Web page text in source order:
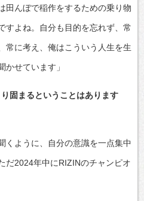
田んぼで稲作をするための乗り物
すよね。自分も目的を忘れず、常
常に考え、俺はこういう人生を生
かせています」
固まるということはあります
くように、自分の意識を一点集中
だ2024年中にRIZINのチャンピオ